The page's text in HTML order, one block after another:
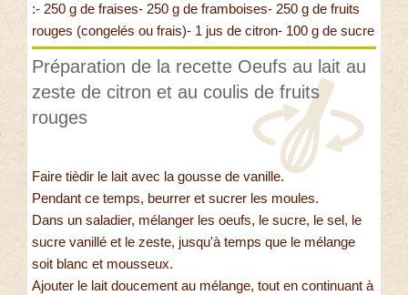
:- 250 g de fraises- 250 g de framboises- 250 g de fruits
rouges (congelés ou frais)- 1 jus de citron- 100 g de sucre
Préparation de la recette Oeufs au lait au
zeste de citron et au coulis de fruits
rouges
Faire tièdir le lait avec la gousse de vanille.
Pendant ce temps, beurrer et sucrer les moules.
Dans un saladier, mélanger les oeufs, le sucre, le sel, le
sucre vanillé et le zeste, jusqu'à temps que le mélange
soit blanc et mousseux.
Ajouter le lait doucement au mélange, tout en continuant à